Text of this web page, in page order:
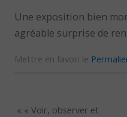
Une exposition bien
agréable surprise de
Mettre en favori le
« « Voir, observer et